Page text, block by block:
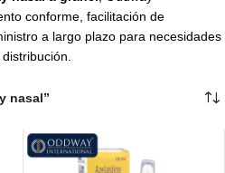
conforme, facilitación de
a largo plazo para necesidades
nasal”